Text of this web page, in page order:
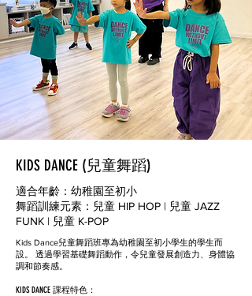
KIDS DANCE (兒童舞蹈)
適合年齡：幼稚園至初小
舞蹈訓練元素：兒童 HIP HOP | 兒童 JAZZ
FUNK | 兒童 K-POP
Kids Dance兒童舞蹈班專為幼稚園至初小學生的學生而
設。 透過學習基礎舞蹈動作，令兒童發展創造力、身體協
調和節奏感。
KIDS DANCE 課程特色：